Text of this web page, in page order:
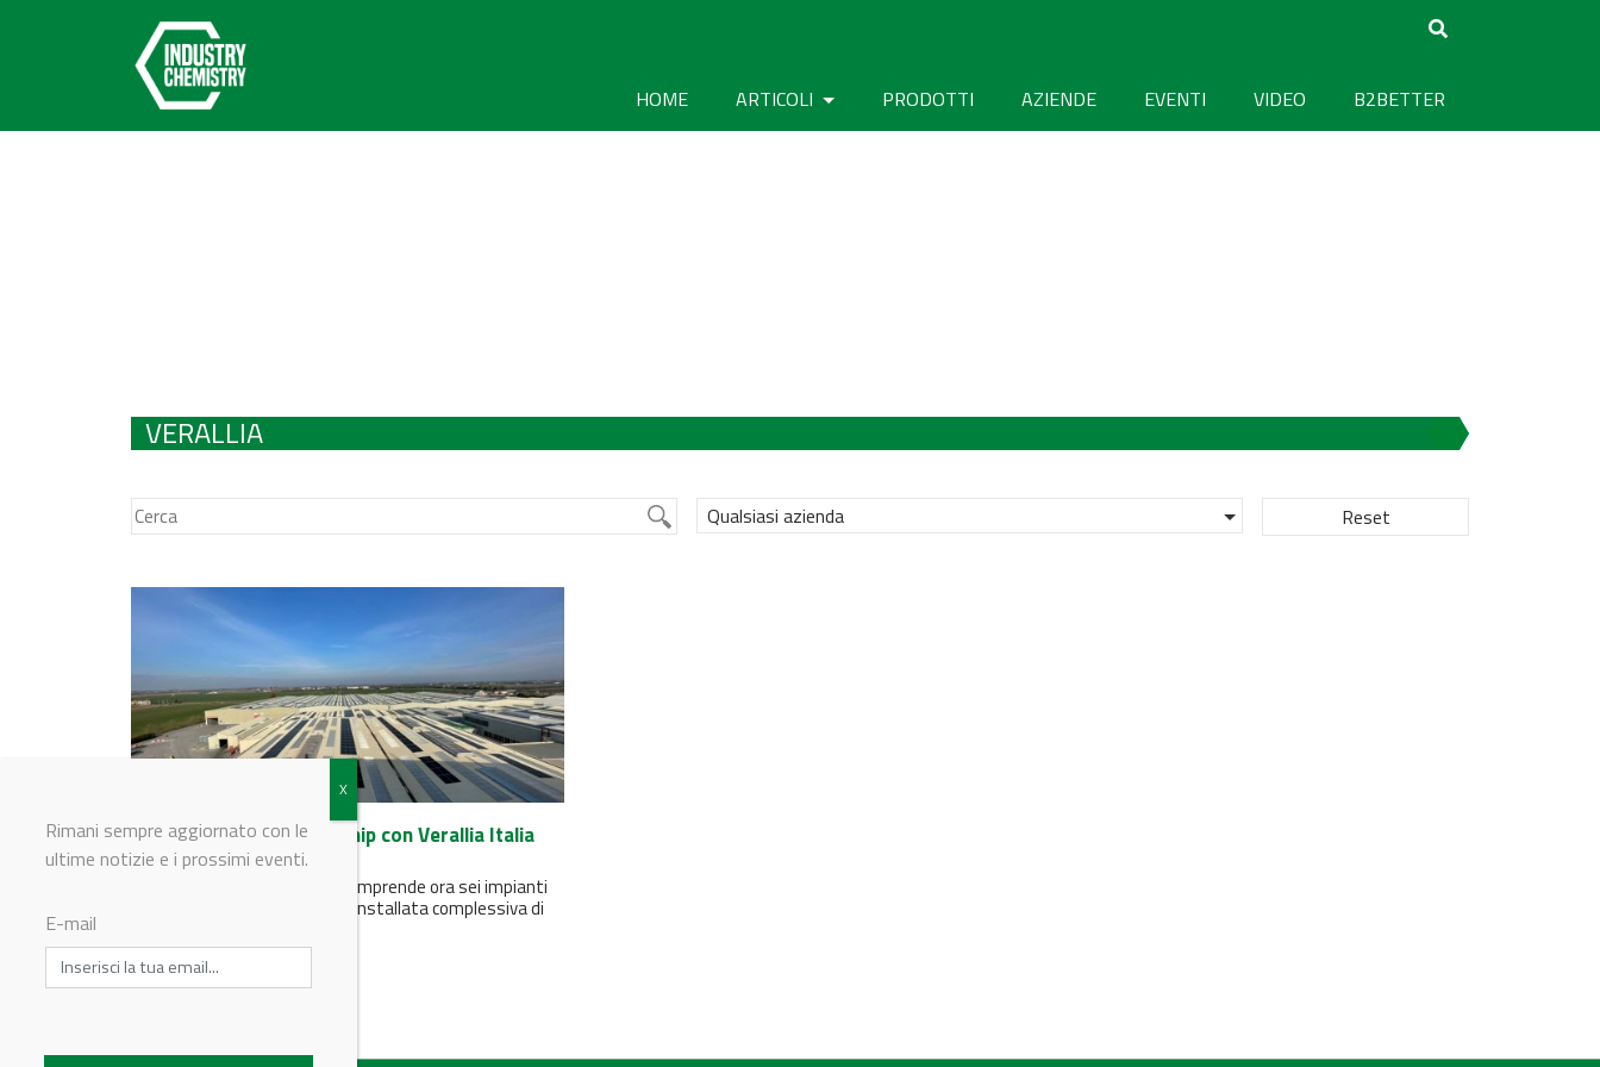
HOME ARTICOLI PRODOTTI AZIENDE EVENTI VIDEO B2BETTER
VERALLIA
Qualsiasi azienda Reset
EDP rafforza la partnership con Verallia Italia
Spa
L’accordo, avviato nel 2022, comprende ora sei impianti
fotovoltaici con una potenza installata complessiva di
Rimani sempre aggiornato con le
ultime notizie e i prossimi eventi.
E-mail